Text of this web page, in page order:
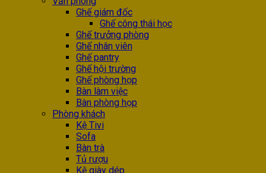
Ghế giám đốc
Ghế công thái học
Ghế trưởng phòng
Ghế nhân viên
Ghế pantry
Ghế hội trường
Ghế phòng họp
Bàn làm việc
Bàn phòng họp
Phòng khách
Kệ Tivi
Sofa
Bàn trà
Tủ rượu
Kệ giày dép